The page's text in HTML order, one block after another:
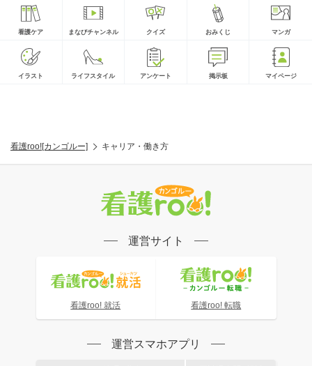
看護ケア まなびチャンネル クイズ おみくじ マンガ
イラスト ライフスタイル アンケート 掲示板 マイページ
看護roo![カンゴルー] キャリア・働き方
運営サイト
看護roo! 就活 看護roo! 転職
運営スマホアプリ